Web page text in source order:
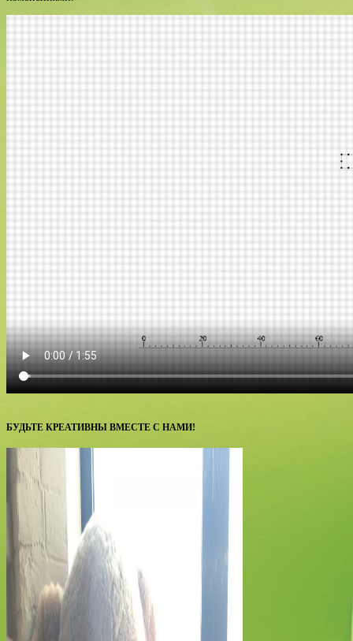
БУДЬТЕ КРЕАТИВНЫ ВМЕСТЕ С НАМИ!